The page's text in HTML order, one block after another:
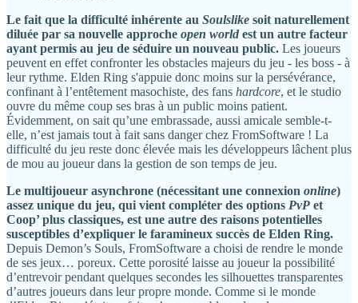
Le fait que la difficulté inhérente au Soulslike soit naturellement
diluée par sa nouvelle approche open world est un autre facteur
ayant permis au jeu de séduire un nouveau public. Les joueurs
peuvent en effet confronter les obstacles majeurs du jeu - les boss - à
leur rythme. Elden Ring s'appuie donc moins sur la persévérance,
confinant à l’entêtement masochiste, des fans hardcore, et le studio
ouvre du même coup ses bras à un public moins patient.
Évidemment, on sait qu’une embrassade, aussi amicale semble-t-
elle, n’est jamais tout à fait sans danger chez FromSoftware ! La
difficulté du jeu reste donc élevée mais les développeurs lâchent plus
de mou au joueur dans la gestion de son temps de jeu.
Le multijoueur asynchrone (nécessitant une connexion online)
assez unique du jeu, qui vient compléter des options PvP et
Coop’ plus classiques, est une autre des raisons potentielles
susceptibles d’expliquer le faramineux succès de Elden Ring.
Depuis Demon’s Souls, FromSoftware a choisi de rendre le monde
de ses jeux… poreux. Cette porosité laisse au joueur la possibilité
d’entrevoir pendant quelques secondes les silhouettes transparentes
d’autres joueurs dans leur propre monde. Comme si le monde